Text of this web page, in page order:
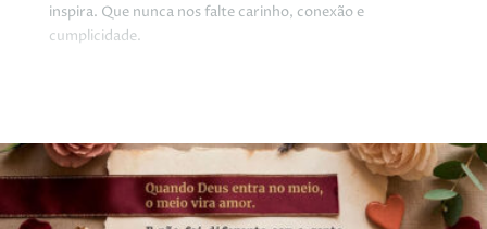
inspira. Que nunca nos falte carinho, conexão e
cumplicidade.